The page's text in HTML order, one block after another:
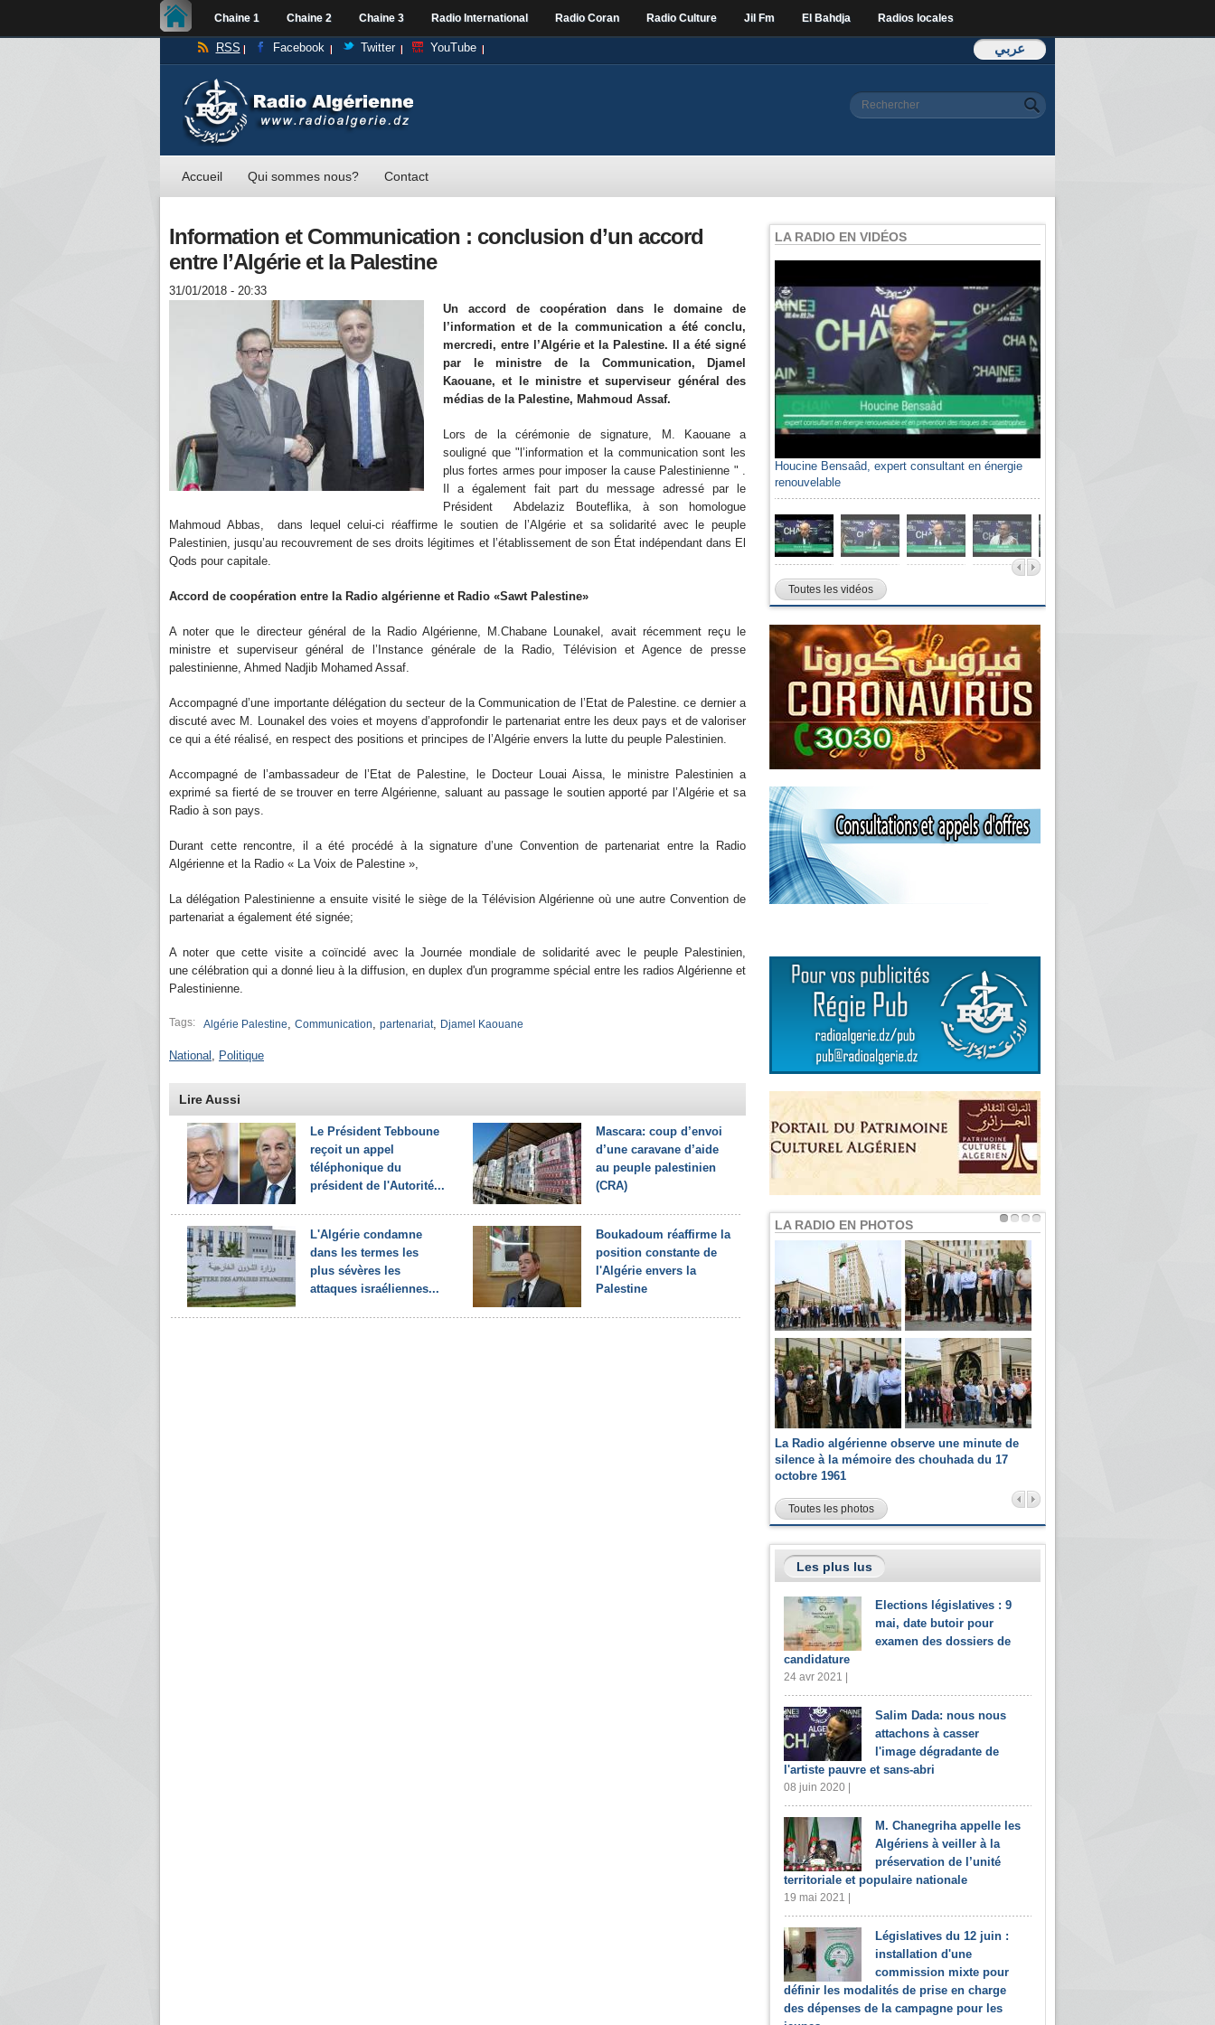
Chaine 1 Chaine 2 Chaine 3 Radio International Radio Coran Radio Culture Jil Fm El Bahdja Radios locales
عربي RSS Facebook Twitter YouTube
Formulaire de
Rechercher
Accueil Qui sommes nous? Contact
Information et Communication : conclusion d’un accord
entre l’Algérie et la Palestine
31/01/2018 - 20:33
Un accord de coopération dans le domaine de
l’information et de la communication a été conclu,
mercredi, entre l’Algérie et la Palestine. Il a été signé
par le ministre de la Communication, Djamel
Kaouane, et le ministre et superviseur général des
médias de la Palestine, Mahmoud Assaf.
Lors de la cérémonie de signature, M. Kaouane a
souligné que "l’information et la communication sont les
plus fortes armes pour imposer la cause Palestinienne " .
Il a également fait part du message adressé par le
Président Abdelaziz Bouteflika, à son homologue
Mahmoud Abbas, dans lequel celui-ci réaffirme le soutien de l’Algérie et sa solidarité avec le peuple
Palestinien, jusqu’au recouvrement de ses droits légitimes et l’établissement de son État indépendant dans El
Qods pour capitale.
Accord de coopération entre la Radio algérienne et Radio «Sawt Palestine»
A noter que le directeur général de la Radio Algérienne, M.Chabane Lounakel, avait récemment reçu le
ministre et superviseur général de l’Instance générale de la Radio, Télévision et Agence de presse
palestinienne, Ahmed Nadjib Mohamed Assaf.
Accompagné d’une importante délégation du secteur de la Communication de l’Etat de Palestine. ce dernier a
discuté avec M. Lounakel des voies et moyens d’approfondir le partenariat entre les deux pays et de valoriser
ce qui a été réalisé, en respect des positions et principes de l’Algérie envers la lutte du peuple Palestinien.
Accompagné de l’ambassadeur de l’Etat de Palestine, le Docteur Louai Aissa, le ministre Palestinien a
exprimé sa fierté de se trouver en terre Algérienne, saluant au passage le soutien apporté par l’Algérie et sa
Radio à son pays.
Durant cette rencontre, il a été procédé à la signature d’une Convention de partenariat entre la Radio
Algérienne et la Radio « La Voix de Palestine »,
La délégation Palestinienne a ensuite visité le siège de la Télévision Algérienne où une autre Convention de
partenariat a également été signée;
A noter que cette visite a coïncidé avec la Journée mondiale de solidarité avec le peuple Palestinien,
une célébration qui a donné lieu à la diffusion, en duplex d'un programme spécial entre les radios Algérienne et
Palestinienne.
Tags: Algérie Palestine, Communication, partenariat, Djamel Kaouane
National , Politique
Lire Aussi
Le Président Tebboune
reçoit un appel
téléphonique du
président de l'Autorité...
Mascara: coup d’envoi
d’une caravane d’aide
au peuple palestinien
(CRA)
L'Algérie condamne
dans les termes les
plus sévères les
attaques israéliennes...
Boukadoum réaffirme la
position constante de
l'Algérie envers la
Palestine
LA RADIO EN VIDÉOS
Houcine Bensaâd, expert consultant en énergie
renouvelable
Toutes les vidéos
LA RADIO EN PHOTOS
La Radio algérienne observe une minute de
silence à la mémoire des chouhada du 17
octobre 1961
Toutes les photos
Les plus lus
Elections législatives : 9
mai, date butoir pour
examen des dossiers de
candidature
24 avr 2021 |
Salim Dada: nous nous
attachons à casser
l'image dégradante de
l'artiste pauvre et sans-abri
08 juin 2020 |
M. Chanegriha appelle les
Algériens à veiller à la
préservation de l’unité
territoriale et populaire nationale
19 mai 2021 |
Législatives du 12 juin :
installation d'une
commission mixte pour
définir les modalités de prise en charge
des dépenses de la campagne pour les